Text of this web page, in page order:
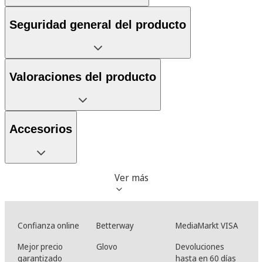
Seguridad general del producto
Valoraciones del producto
Accesorios
Ver más
Confianza online Betterway
MediaMarkt VISA
Mejor precio
garantizado
Glovo
Devoluciones
hasta en 60 días